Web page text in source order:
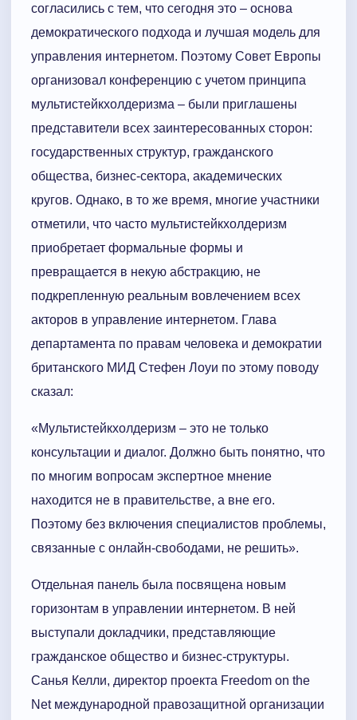
согласились с тем, что сегодня это – основа
демократического подхода и лучшая модель для
управления интернетом. Поэтому Совет Европы
организовал конференцию с учетом принципа
мультистейкхолдеризма – были приглашены
представители всех заинтересованных сторон:
государственных структур, гражданского
общества, бизнес-сектора, академических
кругов. Однако, в то же время, многие участники
отметили, что часто мультистейкхолдеризм
приобретает формальные формы и
превращается в некую абстракцию, не
подкрепленную реальным вовлечением всех
акторов в управление интернетом. Глава
департамента по правам человека и демократии
британского МИД Стефен Лоуи по этому поводу
сказал:
«Мультистейкхолдеризм – это не только
консультации и диалог. Должно быть понятно, что
по многим вопросам экспертное мнение
находится не в правительстве, а вне его.
Поэтому без включения специалистов проблемы,
связанные с онлайн-свободами, не решить».
Отдельная панель была посвящена новым
горизонтам в управлении интернетом. В ней
выступали докладчики, представляющие
гражданское общество и бизнес-структуры.
Санья Келли, директор проекта Freedom on the
Net международной правозащитной организации